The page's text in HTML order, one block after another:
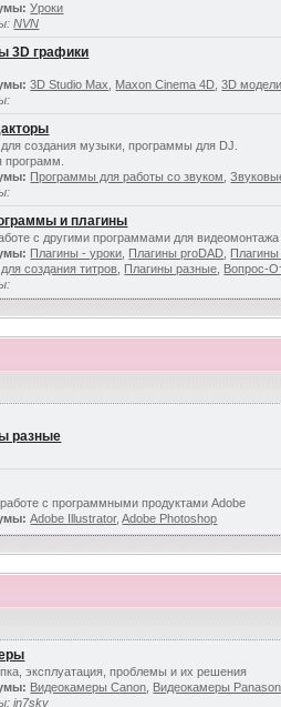
Уроки
NVN
3D графики
3D Studio Max Maxon Cinema 4D ,3D
создания музыки, программы для DJ.
Программы для работы со звуком ,
и плагины
с другими программами для видеомонтажа
Плагины - уроки Плагины proDAD
создания титров Плагины разные Вопрос-
разные
с программными продуктами Adobe
Adobe Illustrator,Adobe Photoshop
эксплуатация, проблемы и их решения
Видеокамеры Canon Видеокамеры
in7sky